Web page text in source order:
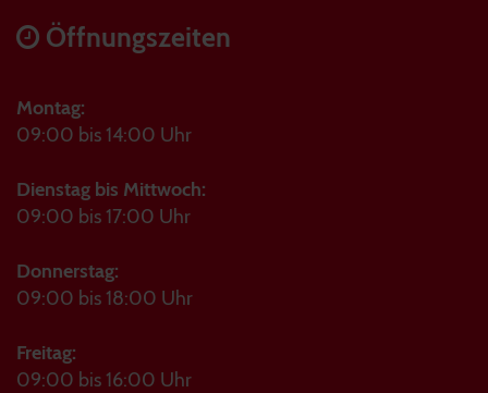
Öffnungszeiten
Montag:
09:00 bis 14:00 Uhr
Dienstag bis Mittwoch:
09:00 bis 17:00 Uhr
Donnerstag:
09:00 bis 18:00 Uhr
Freitag:
09:00 bis 16:00 Uhr